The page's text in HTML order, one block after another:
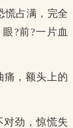
慌占满，完全
?前?一片血
痛，额头上的
对劲，惊慌失